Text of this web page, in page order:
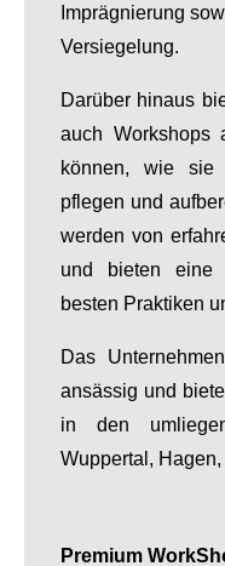
Imprägnierung
Versiegelung.
Darüber hinaus
auch Workshops
können, wie sie
pflegen und
werden von
und bieten eine
besten Praktiken
Das
ansässig und
in den
Wuppertal,
Premium